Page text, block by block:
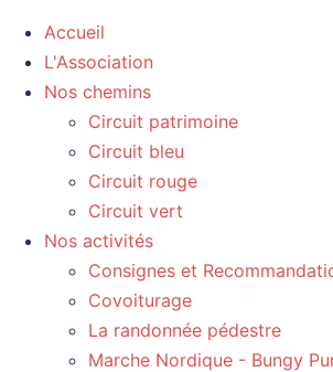
Accueil
L'Association
Nos chemins
Circuit patrimoine
Circuit bleu
Circuit rouge
Circuit vert
Nos activités
Consignes et
Covoiturage
La randonnée pédestre
Marche Nordique - Bungy